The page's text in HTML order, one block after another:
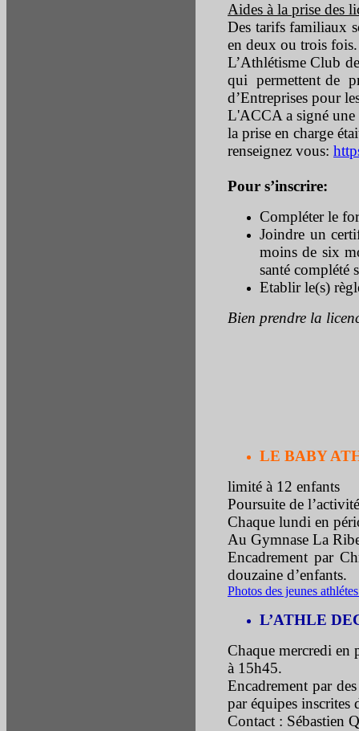
Aides à la prise des
Des tarifs familiaux
en deux ou trois
L’Athlétisme Club
qui permettent de
d’Entreprises pour
L'ACCA a signé une
la prise en charge
renseignez vous:
Pour s’inscrire:
Compléter le
Joindre un
moins de six
santé complété
Etablir le(s)
Bien prendre la
LE BABY
limité à 12 enfants
Poursuite de
Chaque lundi en
Au Gymnase La
Encadrement par
douzaine d’enfants.
Photos des jeunes
L’ATHLE
Chaque mercredi en
à 15h45.
Encadrement par
par équipes inscrites
Contact : Sébastien